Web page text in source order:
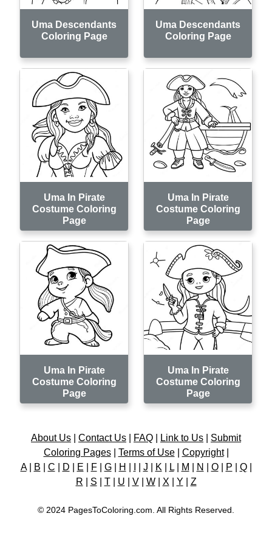
Uma Descendants
Coloring Page
Uma Descendants
Coloring Page
Uma In Pirate
Costume Coloring
Page
Uma In Pirate
Costume Coloring
Page
Uma In Pirate
Costume Coloring
Page
Uma In Pirate
Costume Coloring
Page
About Us Contact Us FAQ Link to Us
Submit
Coloring Pages| Terms of Use| Copyright|
A| B C D E F| G| H J K L| M N O| P Q|
R
S T| U V| W| X Y Z
© 2024 PagesToColoring.com. All Rights Reserved.